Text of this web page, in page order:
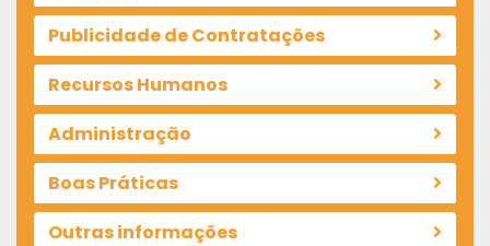
Publicidade de Contratações
Recursos Humanos
Administração
Boas Práticas
Outras informações